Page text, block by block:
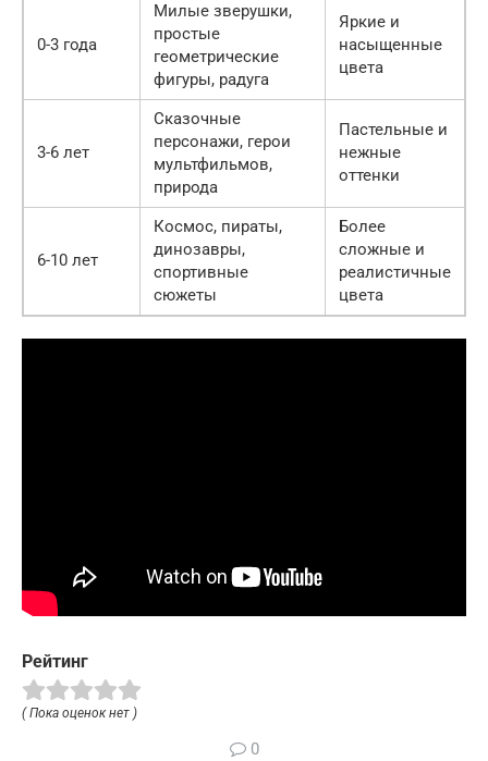
0-3 года
Милые зверушки,
простые
геометрические
фигуры, радуга
Яркие и
насыщенные
цвета
3-6 лет
Сказочные
персонажи, герои
мультфильмов,
природа
Пастельные и
нежные
оттенки
6-10 лет
Космос, пираты,
динозавры,
спортивные
сюжеты
Более
сложные и
реалистичные
цвета
Рейтинг
( Пока оценок нет )
0